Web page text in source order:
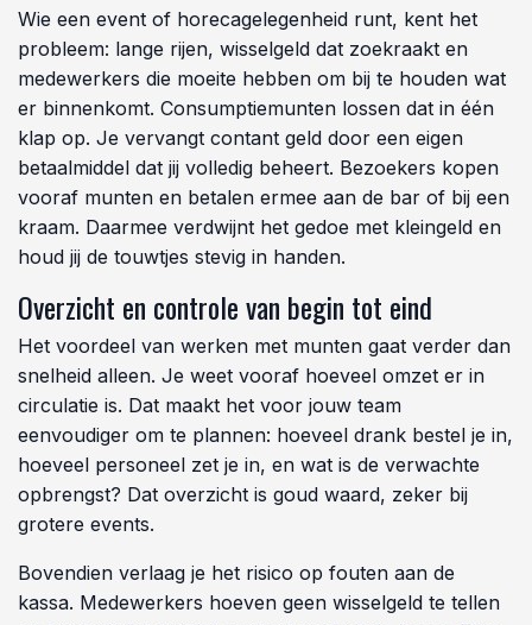
PREMIUM
Reliefmunten
Premium uitstraling met tastbaar detail.
Bekijk product
Plan jouw bestelling en zorg dat jouw
event klopt
Minder gedoe aan de bar, meer overzicht op je
event
Wie een event of horecagelegenheid runt, kent het
probleem: lange rijen, wisselgeld dat zoekraakt en
medewerkers die moeite hebben om bij te houden wat
er binnenkomt. Consumptiemunten lossen dat in één
betaalmiddel dat jij volledig beheert. Bezoekers kopen
vooraf munten en betalen ermee aan de bar of bij een